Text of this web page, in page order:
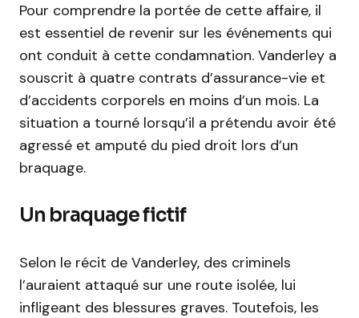
Pour comprendre la portée de cette affaire, il
est essentiel de revenir sur les événements qui
ont conduit à cette condamnation. Vanderley a
souscrit à quatre contrats d’assurance-vie et
d’accidents corporels en moins d’un mois. La
situation a tourné lorsqu’il a prétendu avoir été
agressé et amputé du pied droit lors d’un
braquage.
Un braquage fictif
Selon le récit de Vanderley, des criminels
l’auraient attaqué sur une route isolée, lui
infligeant des blessures graves. Toutefois, les